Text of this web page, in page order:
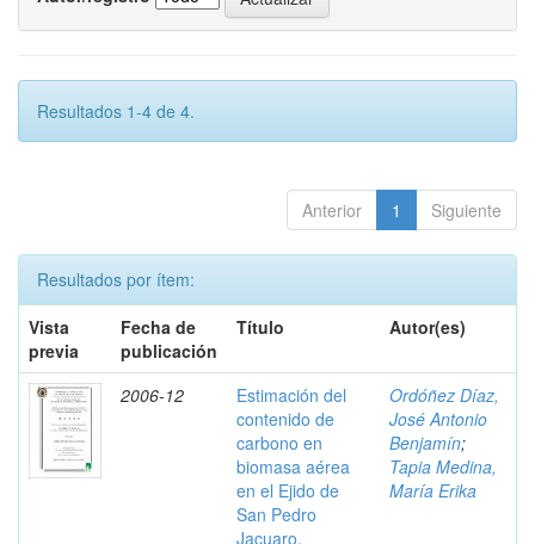
Resultados 1-4 de 4.
Anterior 1 Siguiente
Resultados por ítem:
Vista
previa
Fecha de
publicación
Título Autor(es)
2006-12
Estimación del
contenido de
carbono en
biomasa aérea
en el Ejido de
San Pedro
Jacuaro,
Ordóñez Díaz,
José Antonio
Benjamín;
Tapia Medina,
María Erika